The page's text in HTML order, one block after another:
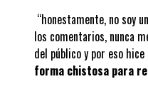
“honestamente, no soy
los comentarios, nunca
del público y por eso hice
forma chistosa para